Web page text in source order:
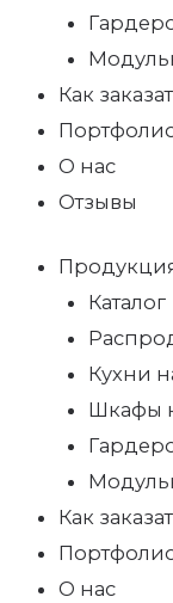
Как
О нас
Отзывы
Каталог
Кухни
Шкафы
Как
О нас